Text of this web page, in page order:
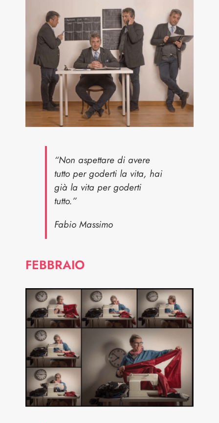
“Non aspettare di avere
tutto per goderti la vita, hai
già la vita per goderti
tutto.”
Fabio Massimo
FEBBRAIO